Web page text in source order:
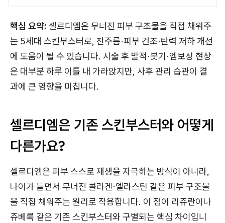
핵심 요약: 셀르디엠은 무너진 피부 구조물을 직접 채워주
는 5세대 스킨부스터로, 잔주름·피부 건조·탄력 저하 개선
에 도움이 될 수 있습니다. 시술 후 발적·붓기·엠보싱 현상
은 대부분 하루 이틀 내 가라앉지만, 사후 관리 습관이 결
과에 큰 영향을 미칩니다.
셀르디엠은 기존 스킨부스터와 어떻게
다른가요?
셀르디엠은 피부 스스로 재생을 자극하는 방식이 아니라,
나이가 들면서 무너진 콜라겐·엘라스틴 같은 피부 구조물
을 직접 채워주는 원리로 작용합니다. 이 점이 리쥬란이나
쥬베룩 같은 기존 스킨부스터와 구별되는 핵심 차이입니